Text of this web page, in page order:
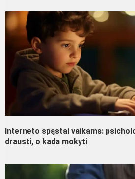
Interneto spąstai vaikams:
drausti, o kada mokyti